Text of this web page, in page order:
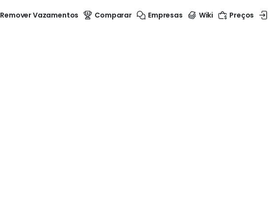
Remover Vazamentos Comparar Empresas Wiki Preços